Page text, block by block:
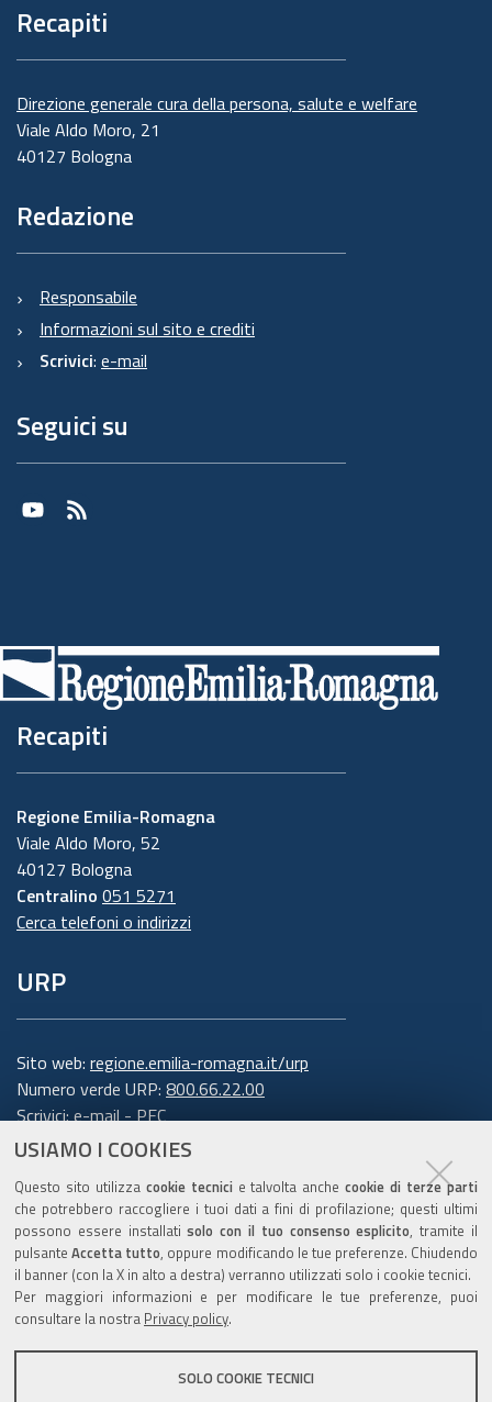
USIAMO I COOKIES
Questo sito utilizza cookie tecnici e talvolta anchecookie di terze parti
che potrebbero raccogliere i tuoi dati a fini di profilazione; questi ultimi
possono essere installatisolo con il tuo consenso esplicito, tramite il
pulsanteAccetta tutto, oppure modificando le tue preferenze. Chiudendo
il banner (con la X in alto a destra) verranno utilizzati solo i cookie tecnici.
Per maggiori informazioni e per modificare le tue preferenze, puoi
consultare la nostra Privacy policy.
SOLO COOKIE TECNICI
Recapiti
Direzione generale cura della persona, salute e welfare
Viale Aldo Moro, 21
40127 Bologna
Redazione
Responsabile
Informazioni sul sito e crediti
Scrivici: e-mail
Seguici su
Youtube
RSS
Recapiti
Regione Emilia-Romagna
Viale Aldo Moro, 52
40127 Bologna
Centralino 051 5271
Cerca telefoni o indirizzi
URP
Sito web: regione.emilia-romagna.it/urp
Numero verde URP: 800.66.22.00
Scrivici:e-mail-PEC
Trasparenza
Amministrazione trasparente
Note legali e copyright
Privacy e cookie
Gestisci i cookie
Dichiarazione di accessibilità